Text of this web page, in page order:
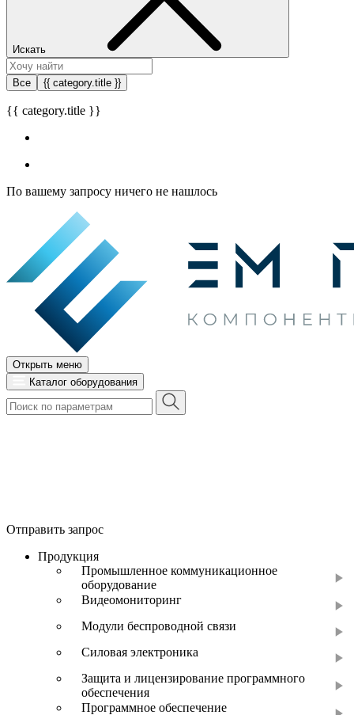
Искать
Все {{ category.title }}
{{ category.title }}
По вашему запросу ничего не нашлось
Открыть меню
Каталог оборудования
Отправить запрос
Продукция
Промышленное коммуникационное
оборудование
Видеомониторинг
Модули беспроводной связи
Силовая электроника
Защита и лицензирование программного
обеспечения
Программное обеспечение